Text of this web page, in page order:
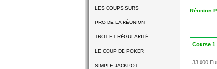
LES COUPS SURS
PRO DE LA RÉUNION
TROT ET RÉGULARITÉ
LE COUP DE POKER
SIMPLE JACKPOT
Réunion
Course
33.000